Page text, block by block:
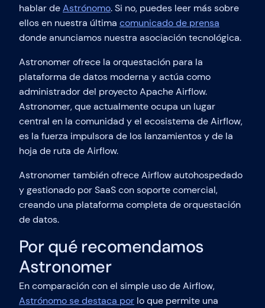
hablar deAstrónomo. Si no, puedes leer más sobre
ellos en nuestra última comunicado de prensa
donde anunciamos nuestra asociación tecnológica.
Astronomer ofrece la orquestación para la
plataforma de datos moderna y actúa como
administrador del proyecto Apache Airflow.
Astronomer, que actualmente ocupa un lugar
central en la comunidad y el ecosistema de Airflow,
es la fuerza impulsora de los lanzamientos y de la
hoja de ruta de Airflow.
Astronomer también ofrece Airflow autohospedado
y gestionado por SaaS con soporte comercial,
creando una plataforma completa de orquestación
de datos.
Por qué recomendamos
Astronomer
En comparación con el simple uso de Airflow,
Astrónomo se destaca por lo que permite una